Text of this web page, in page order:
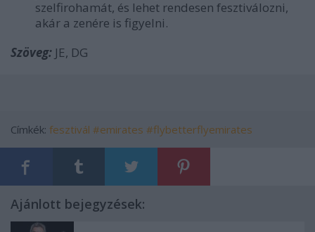
szelfirohamát, és lehet rendesen fesztiválozni,
akár a zenére is figyelni.
Szöveg: JE, DG
Címkék: fesztivál #emirates #flybetterflyemirates
Ajánlott bejegyzések: